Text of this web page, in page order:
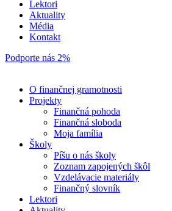
Lektori
Aktuality
Média
Kontakt
Podporte nás 2%
O finančnej gramotnosti
Projekty
Finančná pohoda
Finančná sloboda
Moja família
Školy
Píšu o nás školy
Zoznam zapojených škôl
Vzdelávacie materiály
Finančný slovník
Lektori